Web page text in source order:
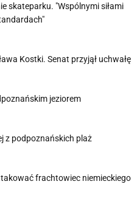
skateparku. "Wspólnymi siłami
Kostki. Senat przyjął uchwałę
jeziorem
z podpoznańskich plaż
frachtowiec niemieckiego